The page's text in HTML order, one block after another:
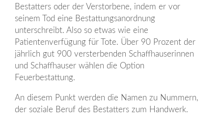
Bestatters oder der Verstorbene, indem er vor
seinem Tod eine Bestattungsanordnung
unterschreibt. Also so etwas wie eine
Patientenverfügung für Tote. Über 90 Prozent der
jährlich gut 900 versterbenden Schaffhauserinnen
und Schaffhauser wählen die Option
Feuerbestattung.
An diesem Punkt werden die Namen zu Nummern,
der soziale Beruf des Bestatters zum Handwerk.